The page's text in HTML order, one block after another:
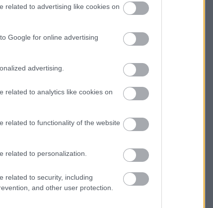
related to advertising like cookies on
Google for online advertising
advertising.
related to analytics like cookies on
related to functionality of the website
related to personalization.
related to security, including
and other user protection.
miért van